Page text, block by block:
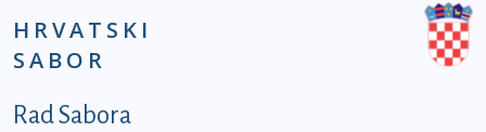
HRVATSKI
SABOR
Podnožje prvi izbornik
Rad Sabora